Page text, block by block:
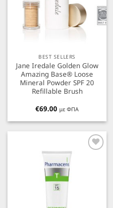
BEST SELLERS
Jane Iredale Golden Glow
Amazing Base® Loose
Mineral Powder SPF 20
Refillable Brush
€69.00 με ΦΠΑ
Προσθήκη